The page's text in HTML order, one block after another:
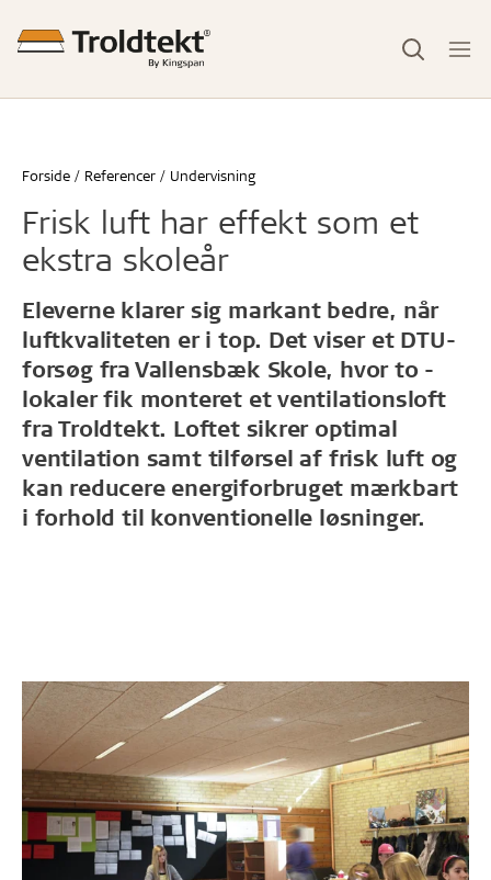
Forside Referencer Undervisning
Frisk luft har effekt som et
ekstra skoleår
Eleverne klarer sig markant bedre, når
luftkvaliteten er i top. Det viser et ­DTU-
forsøg fra Vallensbæk Skole, hvor to ­
lokaler fik monteret et ­ventilationsloft
fra Troldtekt. Loftet sikrer ­optimal
ventilation samt ­tilførsel af frisk luft og
kan reducere energi­forbruget mærkbart
i ­forhold til konventionelle løsninger.